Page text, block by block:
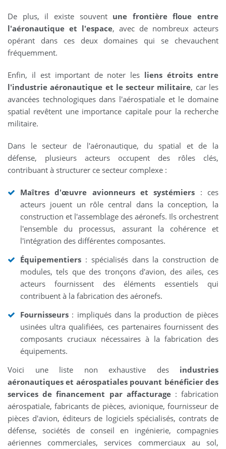
De plus, il existe souvent une frontière floue entre
l'aéronautique et l'espace, avec de nombreux acteurs
opérant dans ces deux domaines qui se chevauchent
fréquemment.
Enfin, il est important de noter les liens étroits entre
l'industrie aéronautique et le secteur militaire, car les
avancées technologiques dans l'aérospatiale et le domaine
spatial revêtent une importance capitale pour la recherche
militaire.
Dans le secteur de l'aéronautique, du spatial et de la
défense, plusieurs acteurs occupent des rôles clés,
contribuant à structurer ce secteur complexe :
Maîtres d'œuvre avionneurs et systémiers : ces
acteurs jouent un rôle central dans la conception, la
construction et l'assemblage des aéronefs. Ils orchestrent
l'ensemble du processus, assurant la cohérence et
l'intégration des différentes composantes.
Équipementiers : spécialisés dans la construction de
modules, tels que des tronçons d'avion, des ailes, ces
acteurs fournissent des éléments essentiels qui
contribuent à la fabrication des aéronefs.
Fournisseurs : impliqués dans la production de pièces
usinées ultra qualifiées, ces partenaires fournissent des
composants cruciaux nécessaires à la fabrication des
équipements.
Voici une liste non exhaustive des industries
aéronautiques et aérospatiales pouvant bénéficier des
services de financement par affacturage: fabrication
aérospatiale, fabricants de pièces, avionique, fournisseur de
pièces d'avion, éditeurs de logiciels spécialisés, contrats de
défense, sociétés de conseil en ingénierie, compagnies
aériennes commerciales, services commerciaux au sol,